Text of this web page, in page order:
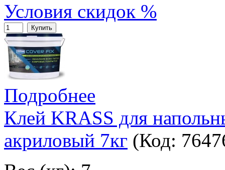
Условия скидок %
Купить
Подробнее
Клей KRASS для
акриловый 7кг (Код: